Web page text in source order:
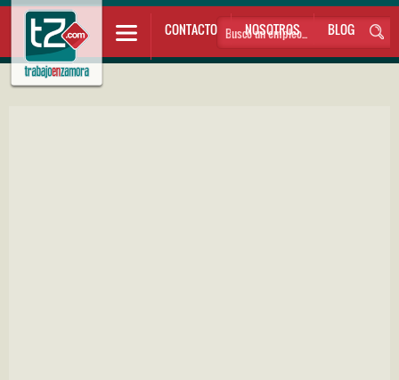
CONTACTO NOSOTROS BLOG